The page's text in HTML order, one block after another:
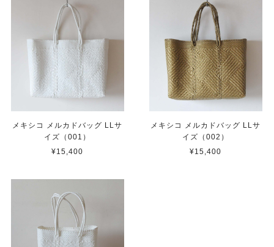
メキシコ メルカドバッグ LLサ
イズ（001）
¥15,400
メキシコ メルカドバッグ LLサ
イズ（002）
¥15,400